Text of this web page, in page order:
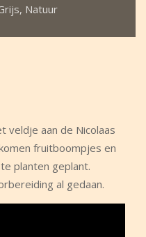
, Natuur
veldje aan de Nicolaas
fruitboompjes en
planten geplant.
al gedaan.